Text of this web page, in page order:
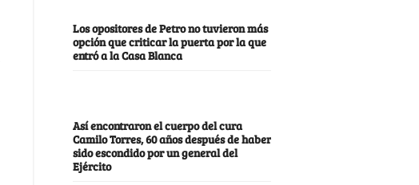
Los opositores de Petro no tuvieron más
opción que criticar la puerta por la que
entró a la Casa Blanca
Así encontraron el cuerpo del cura
Camilo Torres, 60 años después de haber
sido escondido por un general del
Ejército